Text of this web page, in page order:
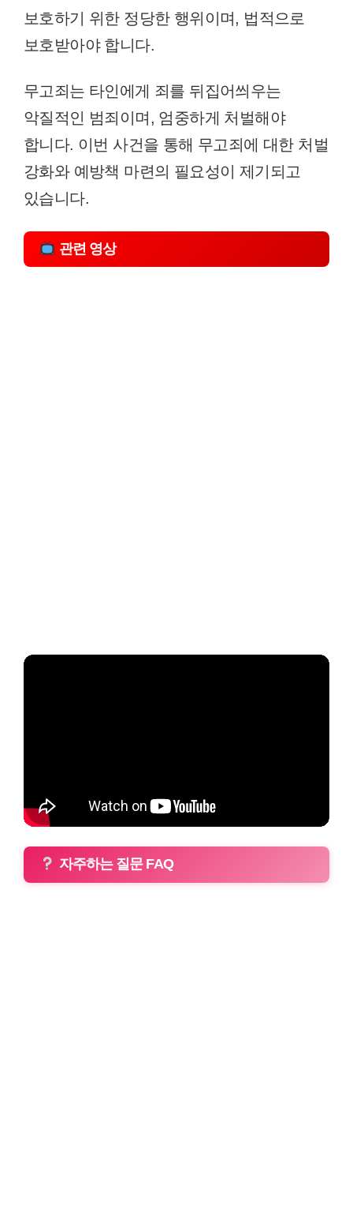
보호하기 위한 정당한 행위이며, 법적으로
보호받아야 합니다.
무고죄는 타인에게 죄를 뒤집어씌우는
악질적인 범죄이며, 엄중하게 처벌해야
합니다. 이번 사건을 통해 무고죄에 대한 처벌
강화와 예방책 마련의 필요성이 제기되고
있습니다.
관련 영상
자주하는 질문 FAQ